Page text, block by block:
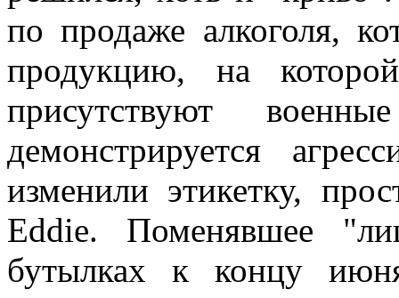
по продаже алкоголя,
продукцию, на
присутствуют
демонстрируется
изменили этикетку,
Eddie. Поменявшее
бутылках к концу